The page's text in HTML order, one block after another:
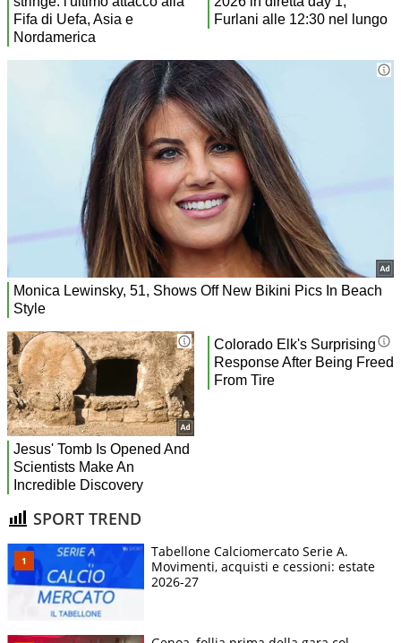
SPORT TREND
Tabellone Calciomercato Serie A.
Movimenti, acquisti e cessioni: estate
2026-27